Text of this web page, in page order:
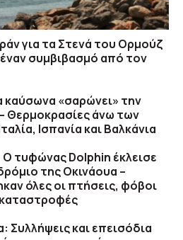
για τα Στενά του Ορμούζ
συμβιβασμό από τον
καύσωνα «σαρώνει» την
Θερμοκρασίες άνω των
Ισπανία και Βαλκάνια
Ο τυφώνας Dolphin έκλεισε
της Οκινάουα –
όλες οι πτήσεις, φόβοι
καταστροφές
Συλλήψεις και επεισόδια